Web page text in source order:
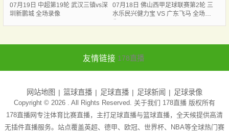
07月19日 中超第19轮 武汉三镇vs深
圳新鹏城 全场录像
07月18日 佛山西甲足球联赛第2轮 三
水乐民兴健力宝 VS 广东飞马 全场录
友情链接 178直播
网站地图 篮球直播 足球直播 足球新闻 足球录像
Copyright © 2026 . All Rights Reserved. 关于我们 178直播 版权所有
178直播网专注体育比赛直播，主打足球直播与篮球直播，全天候提供高清
无插件直播服务。站点覆盖英超、德甲、欧冠、世界杯、NBA等全球热门赛